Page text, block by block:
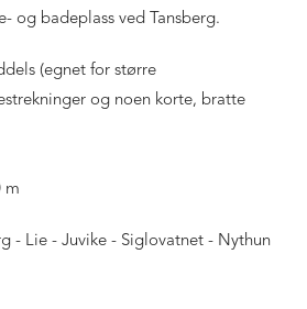
og badeplass ved Tansberg.
(egnet for større
og noen korte, bratte
m
- Lie - Juvike - Siglovatnet - Nythun